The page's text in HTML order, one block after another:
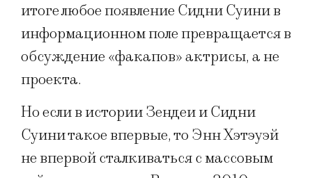
итоге любое появление Сидни Суини в
информационном поле превращается в
обсуждение «факапов» актрисы, а не
проекта.
Но если в истории Зендеи и Сидни
Суини такое впервые, то Энн Хэтэуэй
не впервой сталкиваться с массовым